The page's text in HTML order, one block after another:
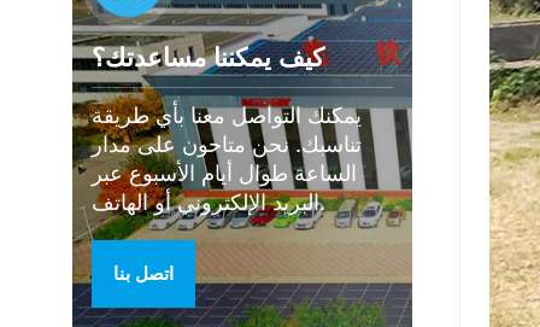
كيف يمكننا مساعدتك؟
يمكنك التواصل معنا بأي طريقة
تناسبك. نحن متاحون على مدار
الساعة طوال أيام الأسبوع عبر
البريد الإلكتروني أو الهاتف.
اتصل بنا